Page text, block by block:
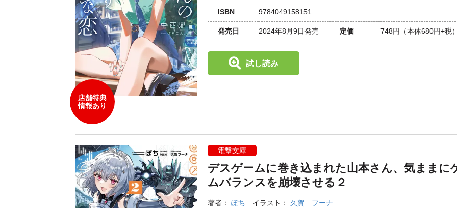
店舗特典
情報あり
ISBN 9784049158151
発売日 2024年8月9日発売 定価 748円 （本体680円+税
試し読み
電撃文庫
デスゲームに巻き込まれた山本さん、気ままに
ムバランスを崩壊させる２
著者： ぽち イラスト： 久賀 フーナ